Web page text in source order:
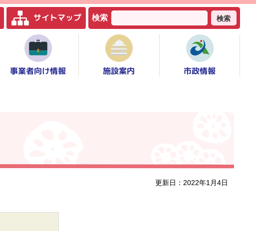
サイトマップ 検索 検索
事業者向け情報 施設案内 市政情報
更新日：2022年1月4日